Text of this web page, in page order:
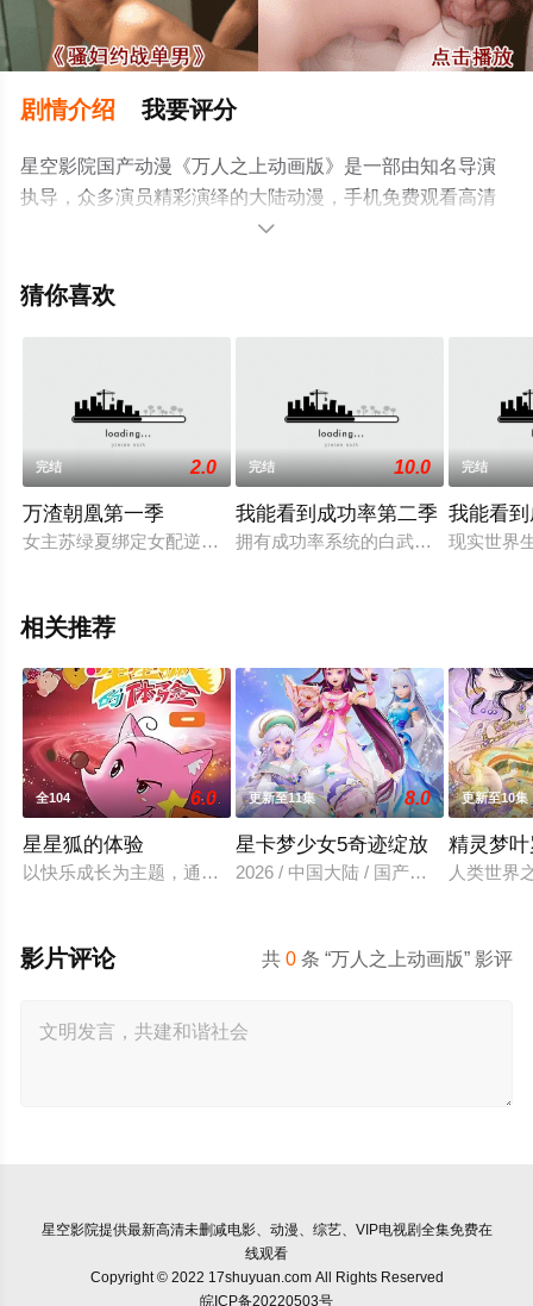
剧情介绍 我要评分
星空影院国产动漫《万人之上动画版》是一部由知名导演
执导，众多演员精彩演绎的大陆动漫，手机免费观看高清
无删减完整版动漫全集就上星空电影网，更多相关信息可

猜你喜欢
完结 2.0
万渣朝凰第一季
女主苏绿夏绑定女配逆袭系统，穿越千万小世界，凭借非凡演
完结 10.0
我能看到成功率第二季
拥有成功率系统的白武，又得贵人相
完结
我能看
现实世界
相关推荐
全104 6.0
星星狐的体验
以快乐成长为主题，通过星星狐演绎不同的职业角色，帮助了
更新至11集 8.0
星卡梦少女5奇迹绽放
2026 / 中国大陆 / 国产动漫
更新至10集
精灵梦
人类世界
共0 条 “万人之上动画版” 影评
影片评论
星空影院提供最新高清未删减电影、动漫、综艺、VIP电视剧全集免费在
线观看
Copyright © 2022 17shuyuan.com All Rights Reserved
皖ICP备20220503号